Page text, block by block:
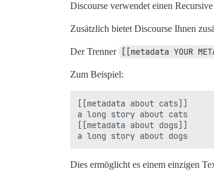
Discourse verwendet einen
Zusätzlich bietet Discourse Ihnen
Der Trenner [[metadata YOUR
Zum Beispiel:
[[metadata about cats]]
a long story about cats
[[metadata about dogs]]
Dies ermöglicht es einem einzigen